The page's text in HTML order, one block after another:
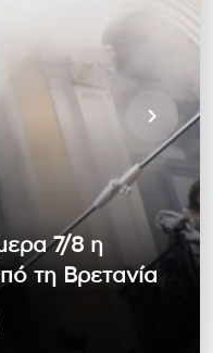
7/8 η
τη Βρετανία